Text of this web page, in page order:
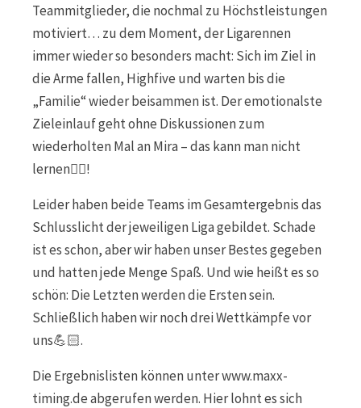
Teammitglieder, die nochmal zu Höchstleistungen
motiviert… zu dem Moment, der Ligarennen
immer wieder so besonders macht: Sich im Ziel in
die Arme fallen, Highfive und warten bis die
„Familie“ wieder beisammen ist. Der emotionalste
Zieleinlauf geht ohne Diskussionen zum
wiederholten Mal an Mira – das kann man nicht
lernen👌🏻!
Leider haben beide Teams im Gesamtergebnis das
Schlusslicht der jeweiligen Liga gebildet. Schade
ist es schon, aber wir haben unser Bestes gegeben
und hatten jede Menge Spaß. Und wie heißt es so
schön: Die Letzten werden die Ersten sein.
Schließlich haben wir noch drei Wettkämpfe vor
uns💪🏻.
Die Ergebnislisten können unter www.maxx-
timing.de abgerufen werden. Hier lohnt es sich